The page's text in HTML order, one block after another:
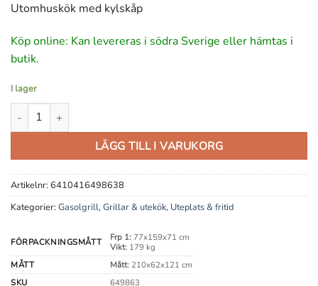
Utomhuskök med kylskåp
Köp online: Kan levereras i södra Sverige eller hämtas i
butik.
I lager
Gasolgrill Topaz 6+1 mängd
LÄGG TILL I VARUKORG
Artikelnr: 6410416498638
Kategorier: Gasolgrill,Grillar & utekök, Uteplats & fritid
FÖRPACKNINGSMÅTT Frp 1:77x159x71 cm
Vikt:179 kg
MÅTT
Mått:210x62x121 cm
SKU
649863